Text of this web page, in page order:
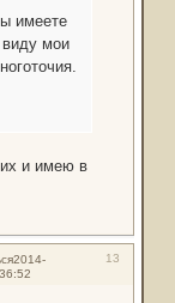
имеете
виду мои
и имею в
13
2014-